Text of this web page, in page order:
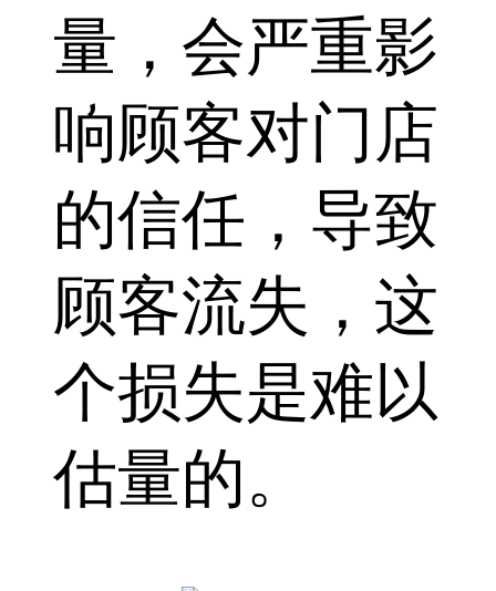
量，会严重影
响顾客对门店
的信任，导致
顾客流失，这
个损失是难以
估量的。